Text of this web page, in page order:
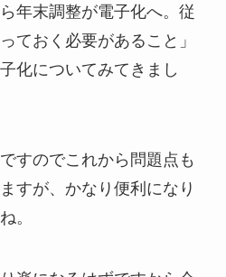
年末調整が電子化へ。従
ておく必要があること」
化についてみてきまし
すのでこれから問題点も
すが、かなり便利になり
。